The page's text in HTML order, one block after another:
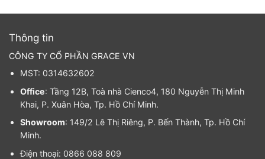
Thông tin
CÔNG TY CỔ PHẦN GRACE VN
MST: 0314632602
Office: Tầng 12B, Toà nhà Cienco4, 180 Nguyễn Thị Minh
Khai, P. Xuân Hòa, Tp. Hồ Chí Minh.
Showroom: 149/2 Lê Thị Riêng, P. Bến Thành, Tp. Hồ Chí
Minh.
Điện thoại: 0866 088 809